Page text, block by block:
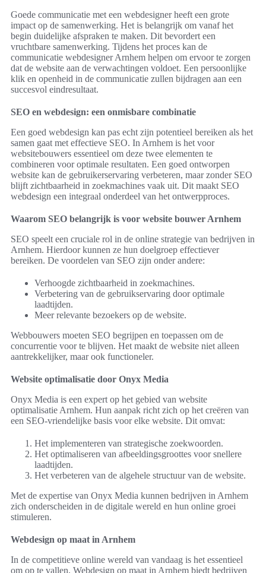
Goede communicatie met een webdesigner heeft een grote
impact op de samenwerking. Het is belangrijk om vanaf het
begin duidelijke afspraken te maken. Dit bevordert een
vruchtbare samenwerking. Tijdens het proces kan de
communicatie webdesigner Arnhem helpen om ervoor te zorgen
dat de website aan de verwachtingen voldoet. Een persoonlijke
klik en openheid in de communicatie zullen bijdragen aan een
succesvol eindresultaat.
SEO en webdesign: een onmisbare combinatie
Een goed webdesign kan pas echt zijn potentieel bereiken als het
samen gaat met effectieve SEO. In Arnhem is het voor
websitebouwers essentieel om deze twee elementen te
combineren voor optimale resultaten. Een goed ontworpen
website kan de gebruikerservaring verbeteren, maar zonder SEO
blijft zichtbaarheid in zoekmachines vaak uit. Dit maakt SEO
webdesign een integraal onderdeel van het ontwerpproces.
Waarom SEO belangrijk is voor website bouwer Arnhem
SEO speelt een cruciale rol in de online strategie van bedrijven in
Arnhem. Hierdoor kunnen ze hun doelgroep effectiever
bereiken. De voordelen van SEO zijn onder andere:
Verhoogde zichtbaarheid in zoekmachines.
Verbetering van de gebruikservaring door optimale
laadtijden.
Meer relevante bezoekers op de website.
Webbouwers moeten SEO begrijpen en toepassen om de
concurrentie voor te blijven. Het maakt de website niet alleen
aantrekkelijker, maar ook functioneler.
Website optimalisatie door Onyx Media
Onyx Media is een expert op het gebied van website
optimalisatie Arnhem. Hun aanpak richt zich op het creëren van
een SEO-vriendelijke basis voor elke website. Dit omvat:
Het implementeren van strategische zoekwoorden.
Het optimaliseren van afbeeldingsgroottes voor snellere
laadtijden.
Het verbeteren van de algehele structuur van de website.
Met de expertise van Onyx Media kunnen bedrijven in Arnhem
zich onderscheiden in de digitale wereld en hun online groei
stimuleren.
Webdesign op maat in Arnhem
In de competitieve online wereld van vandaag is het essentieel
om op te vallen. Webdesign op maat in Arnhem biedt bedrijven